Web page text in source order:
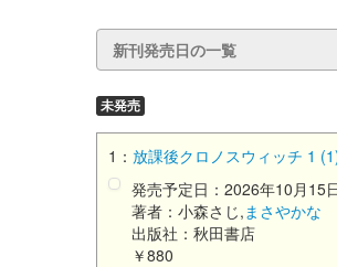
新刊発売日の一覧
未発売
1： 放課後クロノスウィッチ 1
発売予定日：2026年10月15
著者：小森さじ,まさやかな
出版社：秋田書店
￥880